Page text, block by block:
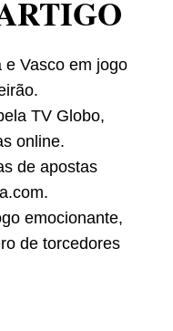
e Vasco em jogo
TV Globo,
online.
de apostas
emocionante,
de torcedores